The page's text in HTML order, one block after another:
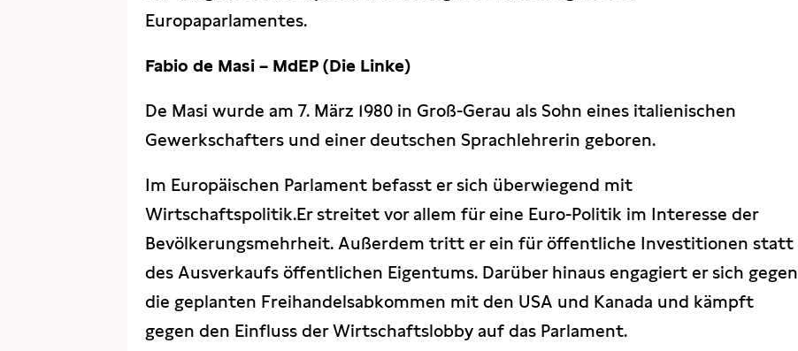
Europaparlamentes.
Fabio de Masi – MdEP (Die Linke)
De Masi wurde am 7. März 1980 in Groß-Gerau als Sohn eines italienischen
Gewerkschafters und einer deutschen Sprachlehrerin geboren.
Im Europäischen Parlament befasst er sich überwiegend mit
Wirtschaftspolitik.Er streitet vor allem für eine Euro-Politik im Interesse der
Bevölkerungsmehrheit. Außerdem tritt er ein für öffentliche Investitionen statt
des Ausverkaufs öffentlichen Eigentums. Darüber hinaus engagiert er sich gegen
die geplanten Freihandelsabkommen mit den USA und Kanada und kämpft
gegen den Einfluss der Wirtschaftslobby auf das Parlament.